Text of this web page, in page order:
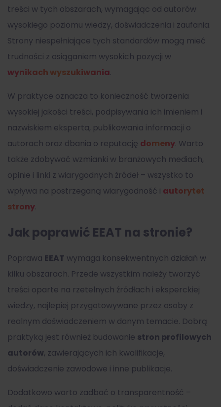
treści w tych obszarach, wymagając od autorów
wysokiego poziomu wiedzy, doświadczenia i zaufania.
Strony niespełniające tych standardów mogą mieć
trudności z osiąganiem wysokich pozycji w
wynikach wyszukiwania.
W praktyce oznacza to konieczność tworzenia
wysokiej jakości treści, podpisywania ich imieniem i
nazwiskiem eksperta, publikowania informacji o
autorach oraz dbania o reputację domeny. Warto
także zdobywać wzmianki w branżowych mediach,
opinie i linki z wiarygodnych źródeł – wszystko to
wpływa na postrzeganą wiarygodność i autorytet
strony.
Jak poprawić EEAT na stronie?
Poprawa EEAT wymaga konsekwentnych działań w
kilku obszarach. Przede wszystkim należy tworzyć
treści oparte na rzetelnych źródłach i eksperckiej
wiedzy, najlepiej przygotowywane przez osoby z
realnym doświadczeniem w danym temacie. Dobrą
praktyką jest również budowanie stron profilowych
autorów, zawierających ich kwalifikacje,
doświadczenie zawodowe i inne publikacje.
Dodatkowo warto zadbać o transparentność –